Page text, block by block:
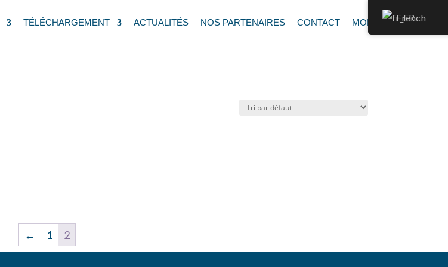
TÉLÉCHARGEMENT ACTUALITÉS NOS PARTENAIRES CONTACT MON DEVIS
← 1 2
French